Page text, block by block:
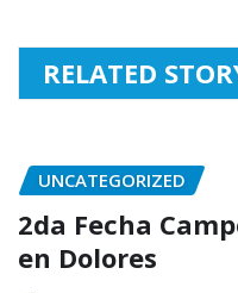
RELATED
UNCATEGORIZED
2da Fecha
en Dolores